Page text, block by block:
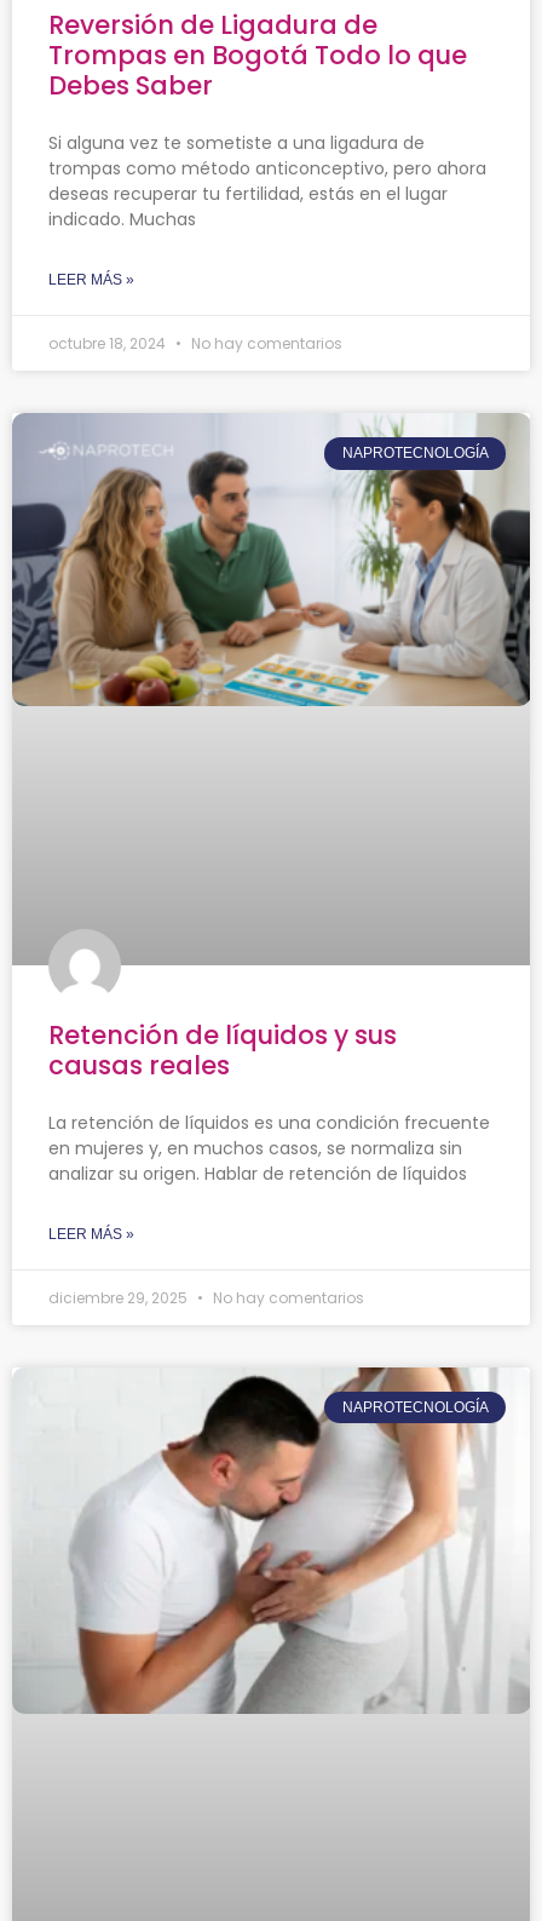
Reversión de Ligadura de
Trompas en Bogotá Todo lo que
Debes Saber
Si alguna vez te sometiste a una ligadura de
trompas como método anticonceptivo, pero ahora
deseas recuperar tu fertilidad, estás en el lugar
indicado. Muchas
LEER MÁS »
octubre 18, 2024 No hay comentarios
NAPROTECNOLOGÍA
Retención de líquidos y sus
causas reales
La retención de líquidos es una condición frecuente
en mujeres y, en muchos casos, se normaliza sin
analizar su origen. Hablar de retención de líquidos
LEER MÁS »
diciembre 29, 2025 No hay comentarios
NAPROTECNOLOGÍA